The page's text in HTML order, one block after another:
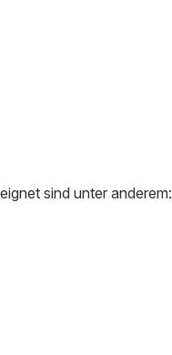
sind unter anderem: